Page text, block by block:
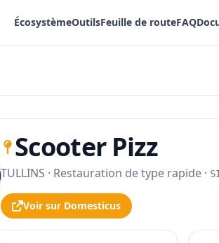
ÉcosystèmeOutilsFeuille de routeFAQ
Scooter Pizz
TULLINS · Restauration de type rapide ·
Voir sur Domesticus